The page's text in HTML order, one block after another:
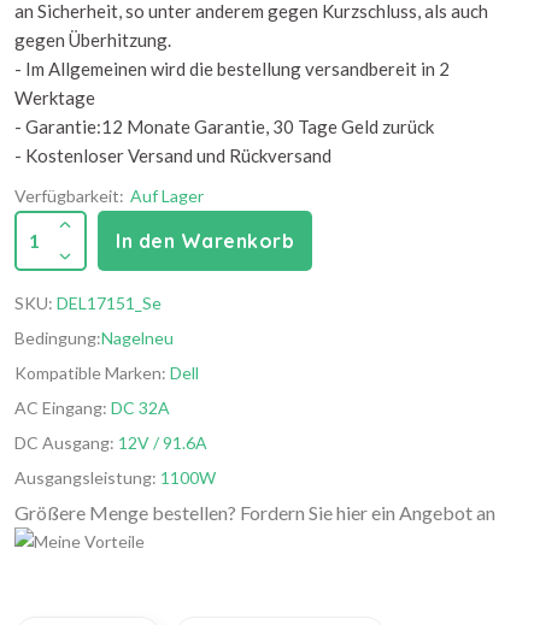
an Sicherheit, so unter anderem gegen Kurzschluss, als auch
gegen Überhitzung.
- Im Allgemeinen wird die bestellung versandbereit in 2
Werktage
- Garantie:12 Monate Garantie, 30 Tage Geld zurück
- Kostenloser Versand und Rückversand
Verfügbarkeit: Auf Lager
1 In den Warenkorb
SKU: DEL17151_Se
Bedingung:Nagelneu
Kompatible Marken: Dell
AC Eingang: DC 32A
DC Ausgang: 12V / 91.6A
Ausgangsleistung: 1100W
Größere Menge bestellen? Fordern Sie hier ein Angebot an